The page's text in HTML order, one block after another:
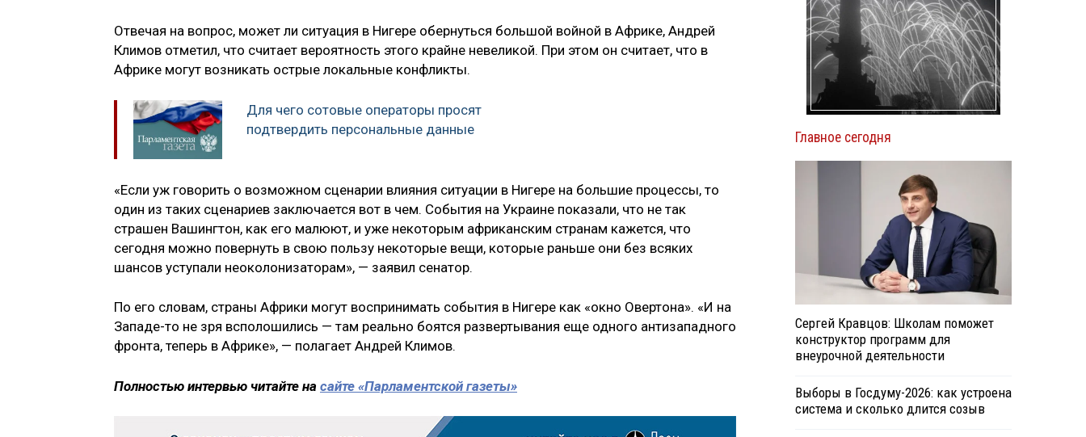
Отвечая на вопрос, может ли ситуация в Нигере обернуться большой войной в Африке, Андрей
Климов отметил, что считает вероятность этого крайне невеликой. При этом он считает, что в
Африке могут возникать острые локальные конфликты.
Для чего сотовые операторы просят
подтвердить персональные данные
«Если уж говорить о возможном сценарии влияния ситуации в Нигере на большие процессы, то
один из таких сценариев заключается вот в чем. События на Украине показали, что не так
страшен Вашингтон, как его малюют, и уже некоторым африканским странам кажется, что
сегодня можно повернуть в свою пользу некоторые вещи, которые раньше они без всяких
шансов уступали неоколонизаторам», — заявил сенатор.
По его словам, страны Африки могут воспринимать события в Нигере как «окно Овертона». «И на
Западе-то не зря всполошились — там реально боятся развертывания еще одного антизападного
фронта, теперь в Африке», — полагает Андрей Климов.
Полностью интервью читайте на сайте «Парламентской газеты»
Главное сегодня
Сергей Кравцов: Школам поможет
конструктор программ для
внеурочной деятельности
Выборы в Госдуму-2026: как устроена
система и сколько длится созыв